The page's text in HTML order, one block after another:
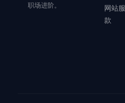
职场进阶。
网站
款